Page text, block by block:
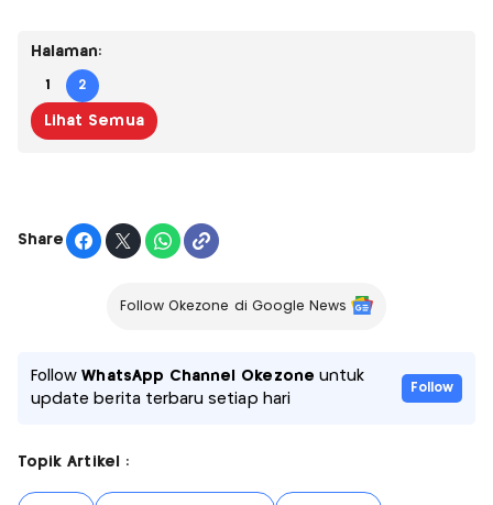
Halaman:
1 2
Lihat Semua
Share
Follow Okezone di Google News
FollowWhatsApp Channel Okezone untuk
update berita terbaru setiap hari
Follow
Topik Artikel :